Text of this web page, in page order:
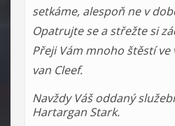
setkáme, alespoň ne v
Opatrujte se a střežte si
Přeji Vám mnoho štěstí ve
van Cleef.
Navždy Váš oddaný
Hartargan Stark.